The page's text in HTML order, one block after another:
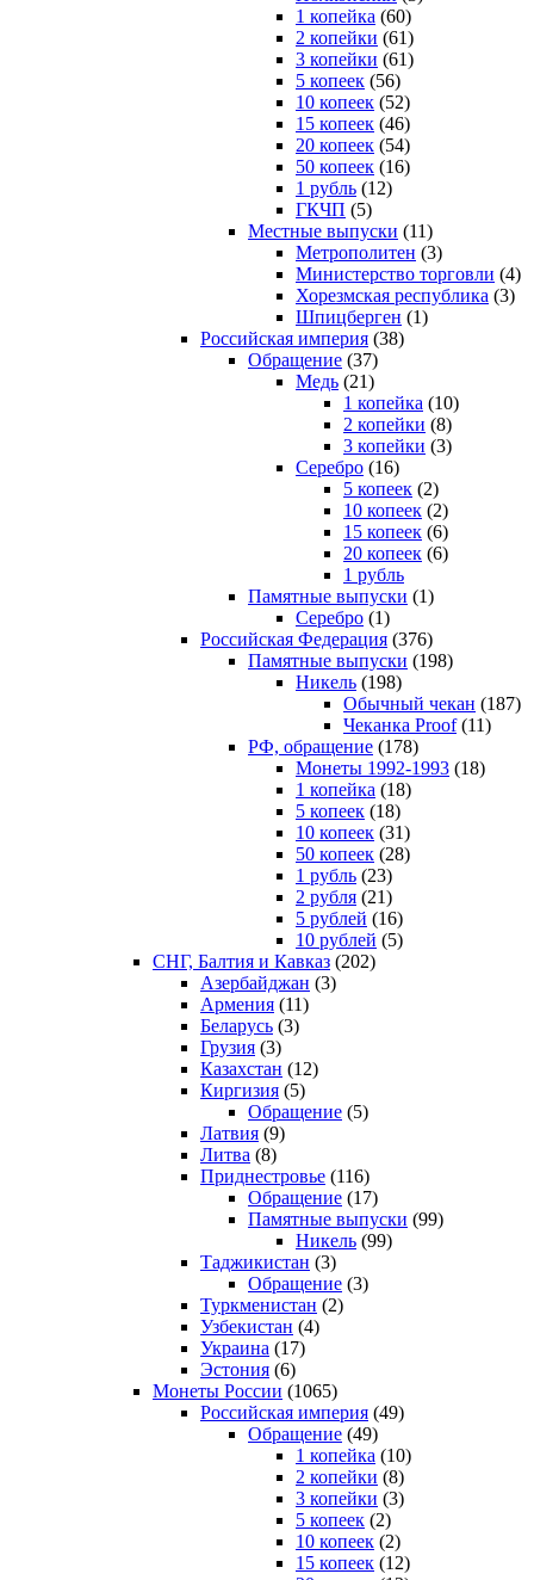
1 копейка (60)
2 копейки (61)
3 копейки (61)
5 копеек (56)
10 копеек (52)
15 копеек (46)
20 копеек (54)
50 копеек (16)
1 рубль (12)
ГКЧП (5)
Местные выпуски (11)
Метрополитен (3)
Министерство торговли (4)
Хорезмская республика (3)
Шпицберген (1)
Российская империя (38)
Обращение (37)
Медь (21)
1 копейка (10)
2 копейки (8)
3 копейки (3)
Серебро (16)
5 копеек (2)
10 копеек (2)
15 копеек (6)
20 копеек (6)
1 рубль
Памятные выпуски (1)
Серебро (1)
Российская Федерация (376)
Памятные выпуски (198)
Никель (198)
Обычный чекан (187)
Чеканка Proof(11)
РФ, обращение (178)
Монеты 1992-1993 (18)
1 копейка (18)
5 копеек (18)
10 копеек (31)
50 копеек (28)
1 рубль (23)
2 рубля (21)
5 рублей (16)
10 рублей (5)
СНГ, Балтия и Кавказ (202)
Азербайджан (3)
Армения (11)
Беларусь (3)
Грузия (3)
Казахстан (12)
Киргизия (5)
Обращение (5)
Латвия (9)
Литва (8)
Приднестровье (116)
Обращение (17)
Памятные выпуски (99)
Никель (99)
Таджикистан (3)
Обращение (3)
Туркменистан (2)
Узбекистан (4)
Украина (17)
Эстония (6)
Монеты России (1065)
Российская империя (49)
Обращение (49)
1 копейка (10)
2 копейки (8)
3 копейки (3)
5 копеек (2)
10 копеек (2)
15 копеек (12)